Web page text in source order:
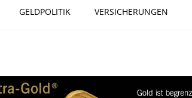
GELDPOLITIK VERSICHERUNGEN